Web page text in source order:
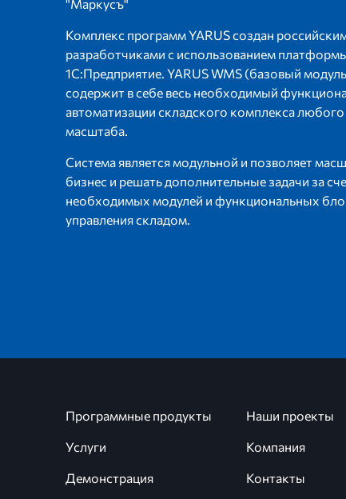
"Маркусъ"
Комплекс программ YARUS создан
разработчиками с использованием
1С:Предприятие. YARUS WMS (базовый
содержит в себе весь необходимый
автоматизации складского комплекса любого
масштаба.
Система является модульной и позволяет
бизнес и решать дополнительные задачи за
необходимых модулей и функциональных
управления складом.
Программные продукты
Услуги
Демонстрация
Наши проекты
Компания
Контакты